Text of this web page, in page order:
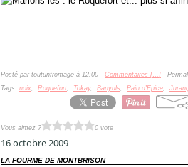
Posté par toutunfromage à 12:00 - Commentaires […] -
Tags: noix, Roquefort, Tokay, Banyuls, Pain d'Epice,
Vous aimez ? 0 vote
16 octobre 2009
LA FOURME DE MONTBRISON